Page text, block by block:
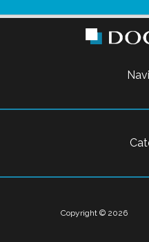
Copyright © 2026